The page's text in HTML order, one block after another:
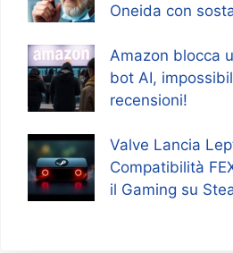
Oneida con
Amazon blocca
bot AI,
recensioni!
Valve Lancia
Compatibilità
il Gaming su